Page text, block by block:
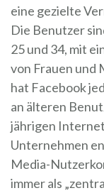
eine gezielte
Die Benutzer
25 und 34, mit
von Frauen und
hat Facebook
an älteren
jährigen
Unternehmen
Media-
immer als